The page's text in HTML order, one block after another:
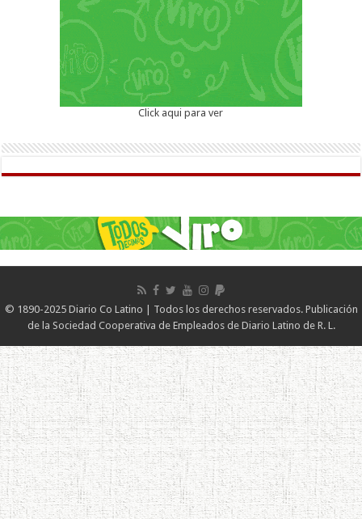
Click aqui para ver
© 1890-2025 Diario Co Latino | Todos los derechos reservados. Publicación
de la Sociedad Cooperativa de Empleados de Diario Latino de R. L.